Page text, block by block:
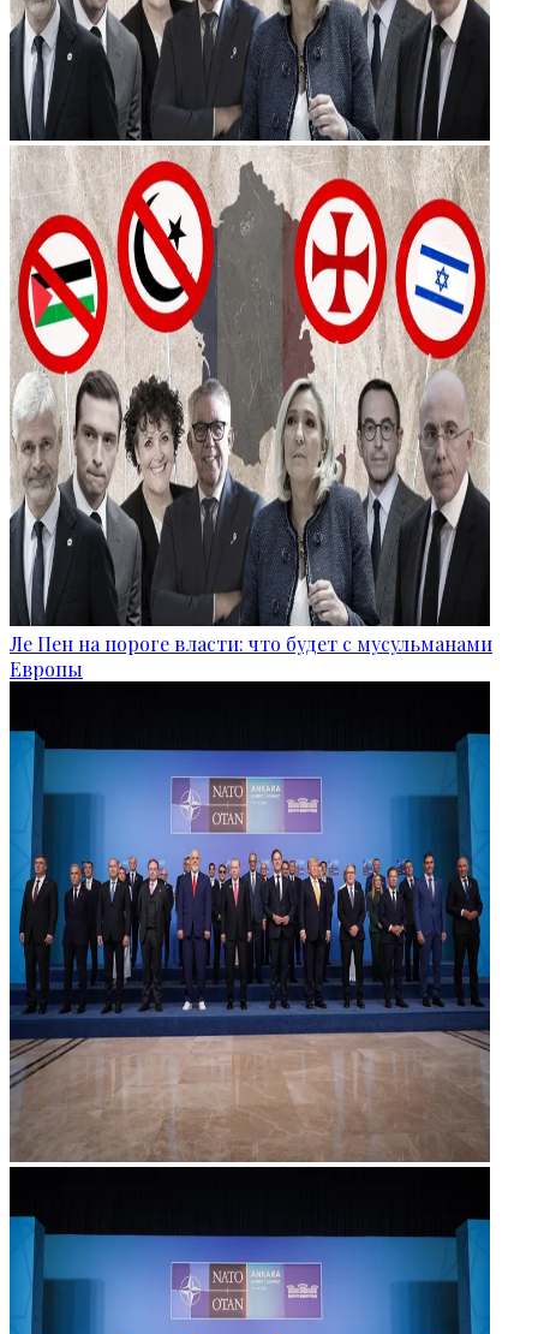
Ле Пен на пороге власти: что будет с мусульманами
Европы